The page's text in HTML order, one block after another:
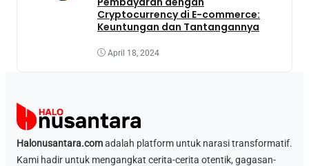
Cryptocurrency di E-commerce:
Keuntungan dan Tantangannya
April 18, 2024
Halonusantara.comadalah platform untuk narasi transformatif.
Kami hadir untuk mengangkat cerita-cerita otentik, gagasan-